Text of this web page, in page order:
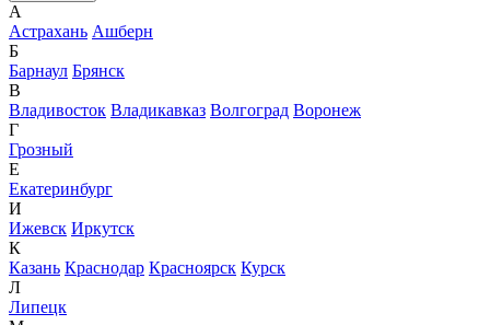
А
Астрахань Ашберн
Б
Барнаул Брянск
В
Владивосток Владикавказ Волгоград Воронеж
Г
Грозный
Е
Екатеринбург
И
Ижевск Иркутск
К
Казань Краснодар Красноярск Курск
Л
Липецк